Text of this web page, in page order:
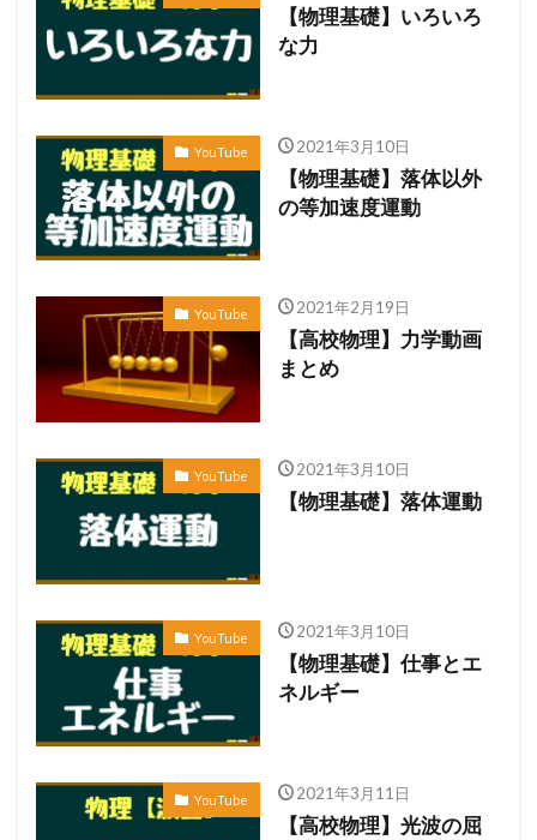
【物理基礎】いろいろ
な力
YouTube 2021年3月10日
【物理基礎】落体以外
の等加速度運動
YouTube 2021年2月19日
【高校物理】力学動画
まとめ
YouTube 2021年3月10日
【物理基礎】落体運動
YouTube 2021年3月10日
【物理基礎】仕事とエ
ネルギー
YouTube 2021年3月11日
【高校物理】光波の屈